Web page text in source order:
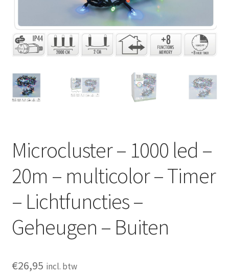
Speelgoed
Sport
Microcluster – 1000 led –
20m – multicolor – Timer
– Lichtfuncties –
Geheugen – Buiten
€26,95 incl. btw